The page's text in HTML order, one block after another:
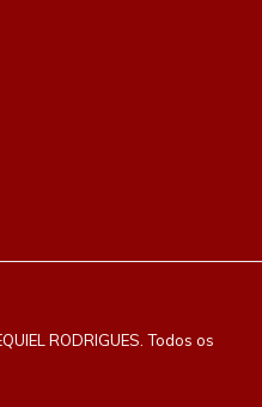
RODRIGUES. Todos os